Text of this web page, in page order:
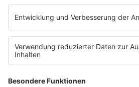
E-Bikes über eine